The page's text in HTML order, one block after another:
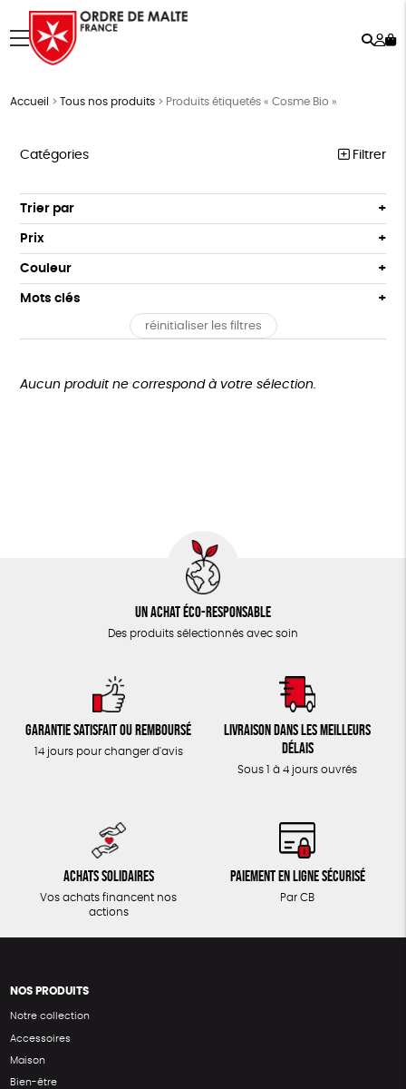
menu
Accueil >Tous nos produits > Produits étiquetés « Cosme Bio »
Catégories Filtrer
NOTRE COLLECTION
ACCESSOIRES
MAISON
BIEN-ÊTRE
ÉPICERIE
Trier par
Par défaut
Popularité
Prix : du - cher au + cher
Prix : du + cher au - cher
Prix
Tous
0 € - 50 €
Plus de 200€
Couleur
Blanc Pur
violet
Mots clés
Fabriqué en France Agriculture Biologique
réinitialiser les filtres
Aucun produit ne correspond à votre sélection.
Un achat éco-responsable
Des produits sélectionnés avec soin
Garantie satisfait ou remboursé
14 jours pour changer d'avis
Livraison dans les meilleurs
délais
Sous 1 à 4 jours ouvrés
Achats solidaires
Vos achats financent nos
actions
Paiement en ligne sécurisé
Par CB
NOS PRODUITS
Notre collection
Accessoires
Maison
Bien-être